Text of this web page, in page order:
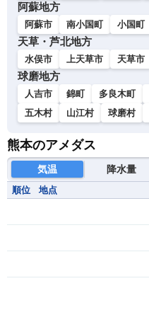
阿蘇地方
阿蘇市 南小国町 小国町
天草・芦北地方
水俣市 上天草市 天草市
球磨地方
人吉市 錦町 多良木町
五木村
山江村 球磨村
熊本のアメダス
気温 降水量
順位 地点